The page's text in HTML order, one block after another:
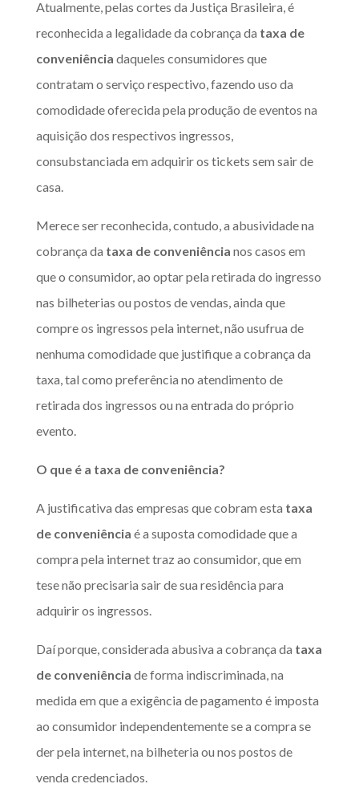
Atualmente, pelas cortes da Justiça Brasileira, é
reconhecida a legalidade da cobrança da taxa de
conveniência daqueles consumidores que
contratam o serviço respectivo, fazendo uso da
comodidade oferecida pela produção de eventos na
aquisição dos respectivos ingressos,
consubstanciada em adquirir os tickets sem sair de
casa.
Merece ser reconhecida, contudo, a abusividade na
cobrança da taxa de conveniência nos casos em
que o consumidor, ao optar pela retirada do ingresso
nas bilheterias ou postos de vendas, ainda que
compre os ingressos pela internet, não usufrua de
nenhuma comodidade que justifique a cobrança da
taxa, tal como preferência no atendimento de
retirada dos ingressos ou na entrada do próprio
evento.
O que é a taxa de conveniência?
A justificativa das empresas que cobram esta taxa
de conveniência é a suposta comodidade que a
compra pela internet traz ao consumidor, que em
tese não precisaria sair de sua residência para
adquirir os ingressos.
Daí porque, considerada abusiva a cobrança da taxa
de conveniência de forma indiscriminada, na
medida em que a exigência de pagamento é imposta
ao consumidor independentemente se a compra se
der pela internet, na bilheteria ou nos postos de
venda credenciados.